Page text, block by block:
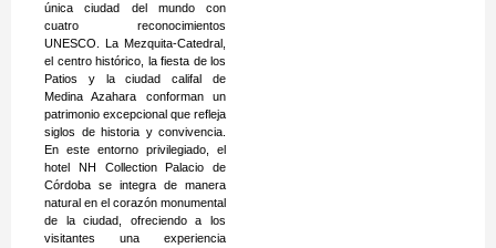
única ciudad del mundo con
cuatro reconocimientos
UNESCO. La Mezquita‑Catedral,
el centro histórico, la fiesta de los
Patios y la ciudad califal de
Medina Azahara conforman un
patrimonio excepcional que refleja
siglos de historia y convivencia.
En este entorno privilegiado, el
hotel NH Collection Palacio de
Córdoba se integra de manera
natural en el corazón monumental
de la ciudad, ofreciendo a los
visitantes una experiencia